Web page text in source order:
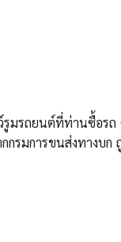
มรถยนต์ที่ท่านซื้อร
กรมการขนส่งทางบก